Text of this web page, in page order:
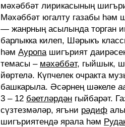
мәхәббәт лирикасының
Мәхәббәт югалту газабы һәм
— жанрның асылында торган
барлыкка килеп, Шәрыкъ
һәм Ауропашигърият
темасы – мәхәббәт, гыйшык,
йөртелә. Күпчелек очракта
башкарыла. Әсәрнең шәкеле
3 – 12 бәетләрдән гыйбарәт.
сүзтезмәләр, ягъни рәдиф
шигъриятендә ярала һәм